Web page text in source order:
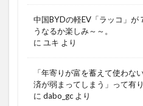
中国BYDの軽EV「ラッコ」が
うなるか楽しみ～～。
に ユキ より
「年寄りが富を蓄えて使わな
済が弱まってしまう」って有
に dabo_gc より